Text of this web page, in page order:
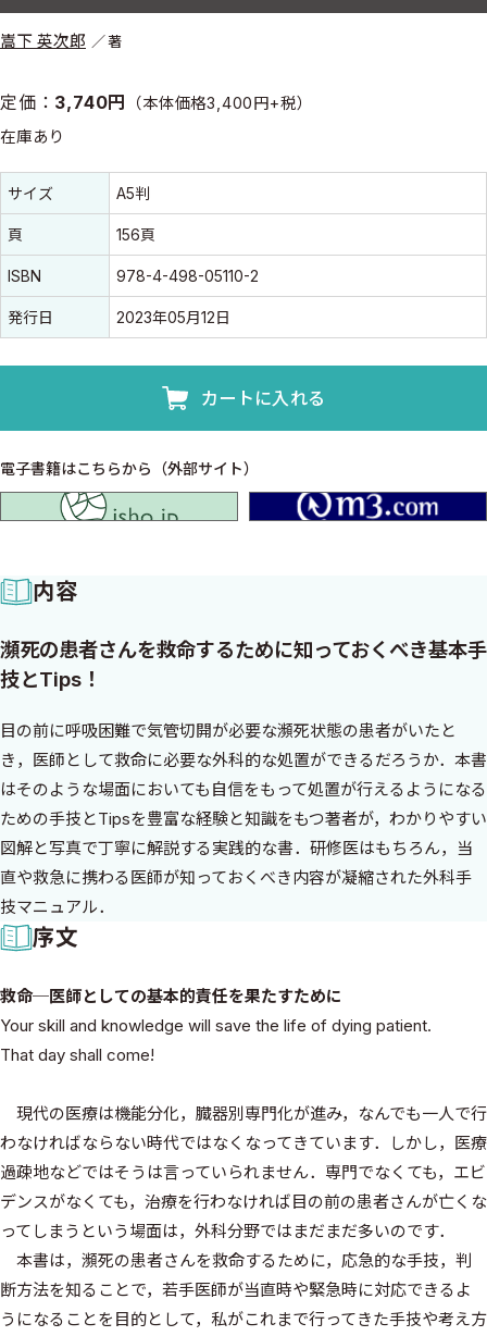
嵩下 英次郎 著
定価： 3,740円 （本体価格3,400円+税）
在庫あり
書誌情報
書誌情報
サイズ A5判
頁 156頁
ISBN 978-4-498-05110-2
発行日 2023年05月12日
カートに入れる
電子書籍はこちらから（外部サイト）
内容
瀕死の患者さんを救命するために知っておくべき基本手
技とTips！
目の前に呼吸困難で気管切開が必要な瀕死状態の患者がいたと
き，医師として救命に必要な外科的な処置ができるだろうか．本書
はそのような場面においても自信をもって処置が行えるようになる
ための手技とTipsを豊富な経験と知識をもつ著者が，わかりやすい
図解と写真で丁寧に解説する実践的な書．研修医はもちろん，当
直や救急に携わる医師が知っておくべき内容が凝縮された外科手
技マニュアル．
序文
救命─医師としての基本的責任を果たすために
Your skill and knowledge will save the life of dying patient.
That day shall come!
現代の医療は機能分化，臓器別専門化が進み，なんでも一人で行
わなければならない時代ではなくなってきています．しかし，医療
過疎地などではそうは言っていられません．専門でなくても，エビ
デンスがなくても，治療を行わなければ目の前の患者さんが亡くな
ってしまうという場面は，外科分野ではまだまだ多いのです．
本書は，瀕死の患者さんを救命するために，応急的な手技，判
断方法を知ることで，若手医師が当直時や緊急時に対応できるよ
うになることを目的として，私がこれまで行ってきた手技や考え方